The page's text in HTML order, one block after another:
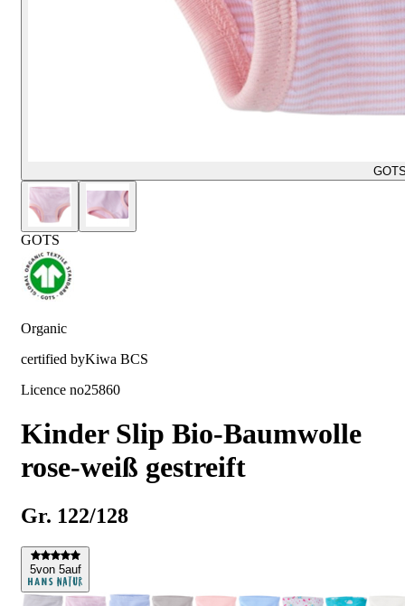
GOTS
Organic
certified byKiwa BCS
Licence no25860
Kinder Slip Bio-Baumwolle
rose-weiß gestreift
Gr. 122/128
5von 5auf